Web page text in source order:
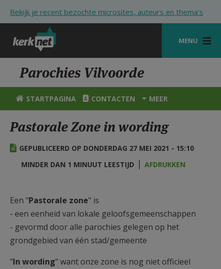
Bekijk je recent bezochte microsites, auteurs en thema's
MENU
STARTPAGINA
KERK
VIERINGEN
SHOP
ZOEKEN
MIJN PAROCHIE
AANMELDEN OF REGISTREREN
Parochies Vilvoorde
STARTPAGINA CONTACTEN MEER
Pastorale Zone in wording
GEPUBLICEERD OP DONDERDAG 27 MEI 2021 - 15:10
MINDER DAN 1 MINUUT LEESTIJD
AFDRUKKEN
Een "Pastorale zone" is
- een eenheid van lokale geloofsgemeenschappen
- gevormd door alle parochies gelegen op het
grondgebied van één stad/gemeente
"In wording" want onze zone is nog niet officieel